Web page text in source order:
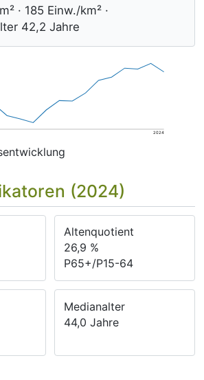
· 185 Einw./km² ·
42,2 Jahre
2024
(2024)
Altenquotient
26,9 %
P65+/P15-64
Medianalter
44,0 Jahre